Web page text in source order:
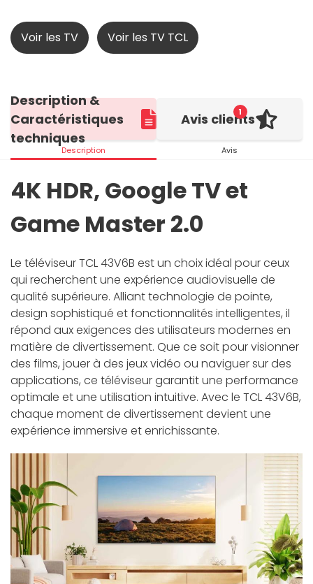
Voir les TV Voir les TV TCL
Description &
Caractéristiques
techniques
Description
1
Avis clients
Avis
4K HDR, Google TV et
Game Master 2.0
Le téléviseur TCL 43V6B est un choix idéal pour ceux
qui recherchent une expérience audiovisuelle de
qualité supérieure. Alliant technologie de pointe,
design sophistiqué et fonctionnalités intelligentes, il
répond aux exigences des utilisateurs modernes en
matière de divertissement. Que ce soit pour visionner
des films, jouer à des jeux vidéo ou naviguer sur des
applications, ce téléviseur garantit une performance
optimale et une utilisation intuitive. Avec le TCL 43V6B,
chaque moment de divertissement devient une
expérience immersive et enrichissante.